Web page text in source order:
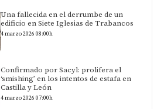
Una fallecida en el derrumbe de un
edificio en Siete Iglesias de Trabancos
4 marzo 2026 08:00h
Confirmado por Sacyl: prolifera el
‘smishing’ en los intentos de estafa en
Castilla y León
4 marzo 2026 07:00h